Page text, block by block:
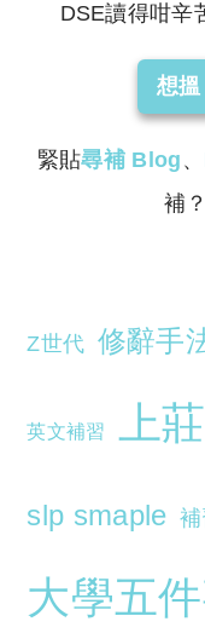
DSE讀得咁辛
想
緊貼尋補 Blog 、
補
Z世代 修辭手
英文補習 上莊
slp smaple 補
大學五